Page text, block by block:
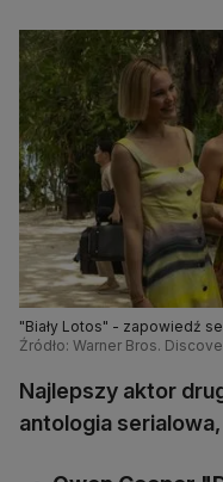
"Biały Lotos" - zapowiedź
Źródło: Warner Bros.
Najlepszy aktor
antologia